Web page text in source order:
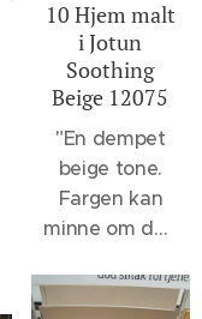
10 Hjem malt
i Jotun
Soothing
Beige 12075
"En dempet
beige tone.
Fargen kan
minne om den
Sand, men vil